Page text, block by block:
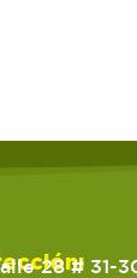
28 # 31-